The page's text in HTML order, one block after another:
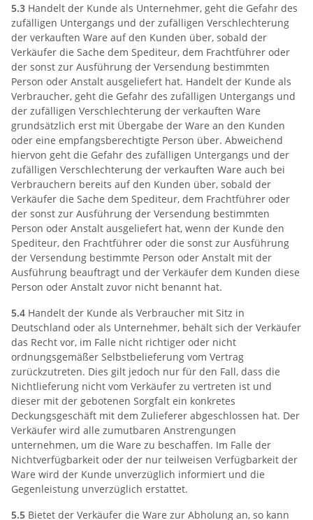
5.3 Handelt der Kunde als Unternehmer, geht die Gefahr des
zufälligen Untergangs und der zufälligen Verschlechterung
der verkauften Ware auf den Kunden über, sobald der
Verkäufer die Sache dem Spediteur, dem Frachtführer oder
der sonst zur Ausführung der Versendung bestimmten
Person oder Anstalt ausgeliefert hat. Handelt der Kunde als
Verbraucher, geht die Gefahr des zufälligen Untergangs und
der zufälligen Verschlechterung der verkauften Ware
grundsätzlich erst mit Übergabe der Ware an den Kunden
oder eine empfangsberechtigte Person über. Abweichend
hiervon geht die Gefahr des zufälligen Untergangs und der
zufälligen Verschlechterung der verkauften Ware auch bei
Verbrauchern bereits auf den Kunden über, sobald der
Verkäufer die Sache dem Spediteur, dem Frachtführer oder
der sonst zur Ausführung der Versendung bestimmten
Person oder Anstalt ausgeliefert hat, wenn der Kunde den
Spediteur, den Frachtführer oder die sonst zur Ausführung
der Versendung bestimmte Person oder Anstalt mit der
Ausführung beauftragt und der Verkäufer dem Kunden diese
Person oder Anstalt zuvor nicht benannt hat.
5.4 Handelt der Kunde als Verbraucher mit Sitz in
Deutschland oder als Unternehmer, behält sich der Verkäufer
das Recht vor, im Falle nicht richtiger oder nicht
ordnungsgemäßer Selbstbelieferung vom Vertrag
zurückzutreten. Dies gilt jedoch nur für den Fall, dass die
Nichtlieferung nicht vom Verkäufer zu vertreten ist und
dieser mit der gebotenen Sorgfalt ein konkretes
Deckungsgeschäft mit dem Zulieferer abgeschlossen hat. Der
Verkäufer wird alle zumutbaren Anstrengungen
unternehmen, um die Ware zu beschaffen. Im Falle der
Nichtverfügbarkeit oder der nur teilweisen Verfügbarkeit der
Ware wird der Kunde unverzüglich informiert und die
Gegenleistung unverzüglich erstattet.
5.5 Bietet der Verkäufer die Ware zur Abholung an, so kann